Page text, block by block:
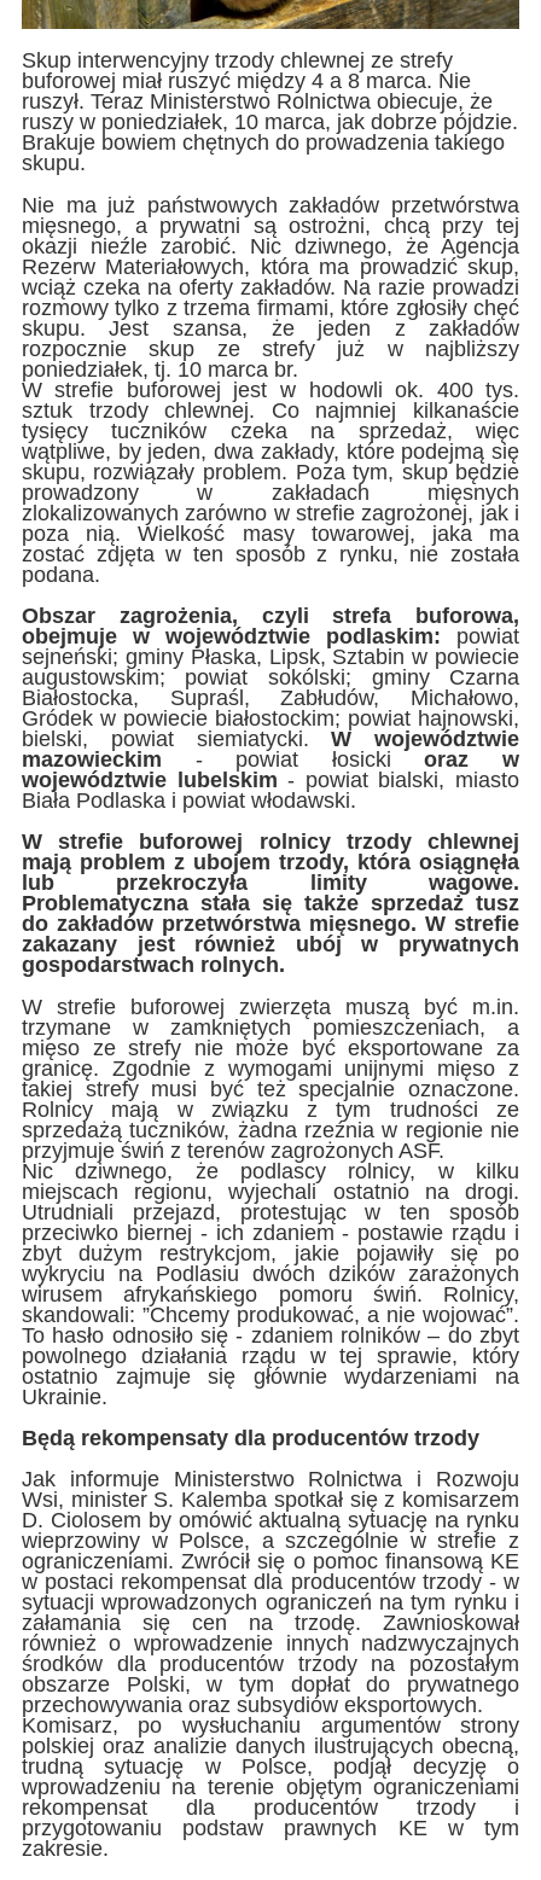
Skup interwencyjny trzody chlewnej ze strefy
buforowej miał ruszyć między 4 a 8 marca. Nie
ruszył. Teraz Ministerstwo Rolnictwa obiecuje, że
ruszy w poniedziałek, 10 marca, jak dobrze pójdzie.
Brakuje bowiem chętnych do prowadzenia takiego
skupu.
Nie ma już państwowych zakładów przetwórstwa
mięsnego, a prywatni są ostrożni, chcą przy tej
okazji nieźle zarobić. Nic dziwnego, że Agencja
Rezerw Materiałowych, która ma prowadzić skup,
wciąż czeka na oferty zakładów. Na razie prowadzi
rozmowy tylko z trzema firmami, które zgłosiły chęć
skupu. Jest szansa, że jeden z zakładów
rozpocznie skup ze strefy już w najbliższy
poniedziałek, tj. 10 marca br.
W strefie buforowej jest w hodowli ok. 400 tys.
sztuk trzody chlewnej. Co najmniej kilkanaście
tysięcy tuczników czeka na sprzedaż, więc
wątpliwe, by jeden, dwa zakłady, które podejmą się
skupu, rozwiązały problem. Poza tym, skup będzie
prowadzony w zakładach mięsnych
zlokalizowanych zarówno w strefie zagrożonej, jak i
poza nią. Wielkość masy towarowej, jaka ma
zostać zdjęta w ten sposób z rynku, nie została
podana.
Obszar zagrożenia, czyli strefa buforowa,
obejmuje w województwie podlaskim: powiat
sejneński; gminy Płaska, Lipsk, Sztabin w powiecie
augustowskim; powiat sokólski; gminy Czarna
Białostocka, Supraśl, Zabłudów, Michałowo,
Gródek w powiecie białostockim; powiat hajnowski,
bielski, powiat siemiatycki.W województwie
mazowieckim - powiat łosickioraz w
województwie lubelskim - powiat bialski, miasto
Biała Podlaska i powiat włodawski.
W strefie buforowej rolnicy trzody chlewnej
mają problem z ubojem trzody, która osiągnęła
lub przekroczyła limity wagowe.
Problematyczna stała się także sprzedaż tusz
do zakładów przetwórstwa mięsnego. W strefie
zakazany jest również ubój w prywatnych
gospodarstwach rolnych.
W strefie buforowej zwierzęta muszą być m.in.
trzymane w zamkniętych pomieszczeniach, a
mięso ze strefy nie może być eksportowane za
granicę. Zgodnie z wymogami unijnymi mięso z
takiej strefy musi być też specjalnie oznaczone.
Rolnicy mają w związku z tym trudności ze
sprzedażą tuczników, żadna rzeźnia w regionie nie
przyjmuje świń z terenów zagrożonych ASF.
Nic dziwnego, że podlascy rolnicy, w kilku
miejscach regionu, wyjechali ostatnio na drogi.
Utrudniali przejazd, protestując w ten sposób
przeciwko biernej - ich zdaniem - postawie rządu i
zbyt dużym restrykcjom, jakie pojawiły się po
wykryciu na Podlasiu dwóch dzików zarażonych
wirusem afrykańskiego pomoru świń. Rolnicy,
skandowali: ”Chcemy produkować, a nie wojować”.
To hasło odnosiło się - zdaniem rolników – do zbyt
powolnego działania rządu w tej sprawie, który
ostatnio zajmuje się głównie wydarzeniami na
Ukrainie.
Będą rekompensaty dla producentów trzody
Jak informuje Ministerstwo Rolnictwa i Rozwoju
Wsi, minister S. Kalemba spotkał się z komisarzem
D. Ciolosem by omówić aktualną sytuację na rynku
wieprzowiny w Polsce, a szczególnie w strefie z
ograniczeniami. Zwrócił się o pomoc finansową KE
w postaci rekompensat dla producentów trzody - w
sytuacji wprowadzonych ograniczeń na tym rynku i
załamania się cen na trzodę. Zawnioskował
również o wprowadzenie innych nadzwyczajnych
środków dla producentów trzody na pozostałym
obszarze Polski, w tym dopłat do prywatnego
przechowywania oraz subsydiów eksportowych.
Komisarz, po wysłuchaniu argumentów strony
polskiej oraz analizie danych ilustrujących obecną,
trudną sytuację w Polsce, podjął decyzję o
wprowadzeniu na terenie objętym ograniczeniami
rekompensat dla producentów trzody i
przygotowaniu podstaw prawnych KE w tym
zakresie.